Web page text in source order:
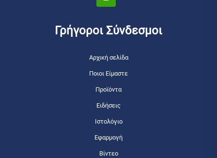
Γρήγοροι Σύνδεσμοι
Αρχική σελίδα
Ποιοι Είμαστε
Προϊόντα
Ειδήσεις
Ιστολόγιο
Εφαρμογή
Βίντεο